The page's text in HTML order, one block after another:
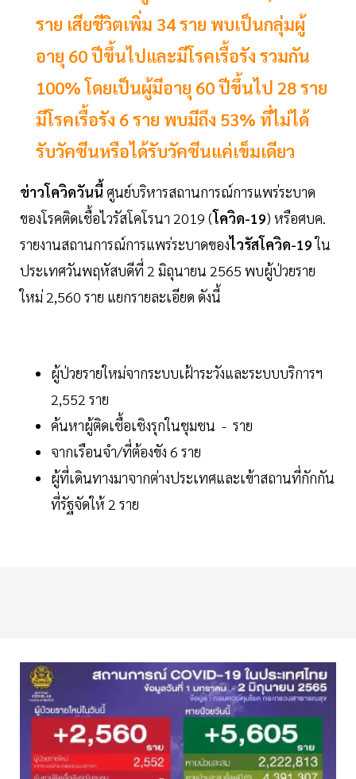
ราย เสียชีวิตเพิ่ม 34 ราย พบเป็นกลุ่มผู้
อายุ 60 ปีขึ้นไปและมีโรคเรื้อรัง รวมกัน
100% โดยเป็นผู้มีอายุ 60 ปีขึ้นไป 28 ราย
มีโรคเรื้อรัง 6 ราย พบมีถึง 53% ที่ไม่ได้
รับวัคซีนหรือได้รับวัคซีนแค่เข็มเดียว
ข่าวโควิดวันนี้ ศูนย์บริหารสถานการณ์การแพร่ระบาด
ของโรคติดเชื้อไวรัสโคโรนา 2019 (โควิด-19) หรือศบค.
รายงานสถานการณ์การแพร่ระบาดของไวรัสโควิด-19ใน
ประเทศวันพฤหัสบดีที่ 2 มิถุนายน 2565 พบผู้ป่วยราย
ใหม่ 2,560 ราย แยกรายละเอียด ดังนี้
ผู้ป่วยรายใหม่จากระบบเฝ้าระวังและระบบบริการฯ
2,552 ราย
ค้นหาผู้ติดเชื้อเชิงรุกในชุมชน - ราย
จากเรือนจำ/ที่ต้องขัง 6 ราย
ผู้ที่เดินทางมาจากต่างประเทศและเข้าสถานที่กักกัน
ที่รัฐจัดให้ 2 ราย